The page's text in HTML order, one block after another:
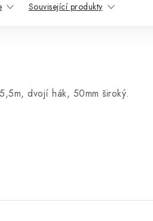
Související produkty
dvojí hák, 50mm široký.